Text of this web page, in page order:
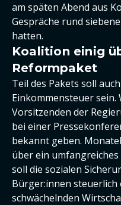
am späten Abend aus
Gespräche rund
hatten.
Koalition einig
Reformpaket
Teil des Pakets soll
Einkommensteuer sein.
Vorsitzenden der
bei einer
bekannt geben.
über ein
soll die sozialen
Bürger:innen
schwächelnden